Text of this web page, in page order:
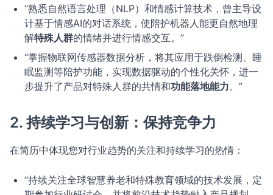
“熟悉自然语言处理（NLP）和情感计算技术，曾主导设
计基于情感AI的对话系统，使陪护机器人能更自然地理
解特殊人群的情绪并进行情感交互。”
“掌握物联网传感器数据分析，将其应用于跌倒检测、睡
眠监测等陪护功能，实现数据驱动的个性化关怀，进一
步提升了产品对特殊人群的共情和功能落地能力。”
2. 持续学习与创新：保持竞争力
在简历中体现您对行业趋势的关注和持续学习的热情：
“持续关注全球智慧养老和特殊教育领域的技术发展，定